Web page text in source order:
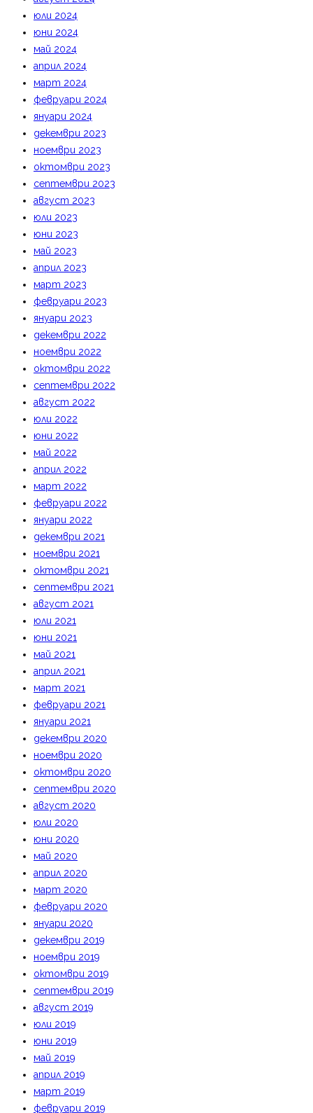
юли 2024
юни 2024
май 2024
април 2024
март 2024
февруари 2024
януари 2024
декември 2023
ноември 2023
октомври 2023
септември 2023
август 2023
юли 2023
юни 2023
май 2023
април 2023
март 2023
февруари 2023
януари 2023
декември 2022
ноември 2022
октомври 2022
септември 2022
август 2022
юли 2022
юни 2022
май 2022
април 2022
март 2022
февруари 2022
януари 2022
декември 2021
ноември 2021
октомври 2021
септември 2021
август 2021
юли 2021
юни 2021
май 2021
април 2021
март 2021
февруари 2021
януари 2021
декември 2020
ноември 2020
октомври 2020
септември 2020
август 2020
юли 2020
юни 2020
май 2020
април 2020
март 2020
февруари 2020
януари 2020
декември 2019
ноември 2019
октомври 2019
септември 2019
август 2019
юли 2019
юни 2019
май 2019
април 2019
март 2019
февруари 2019